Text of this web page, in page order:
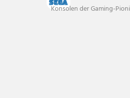
Konsolen der Gaming-